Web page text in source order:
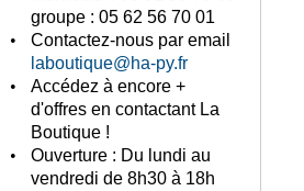
groupe :05 62 56 70 01
Contactez-nous par email
laboutique@ha-py.fr
Accédez à encore +
d'offres en contactant La
Boutique !
Ouverture : Du lundi au
vendredi de 8h30 à 18h